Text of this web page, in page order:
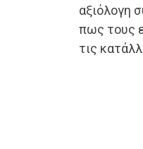
αξιόλογη
πως τους
τις